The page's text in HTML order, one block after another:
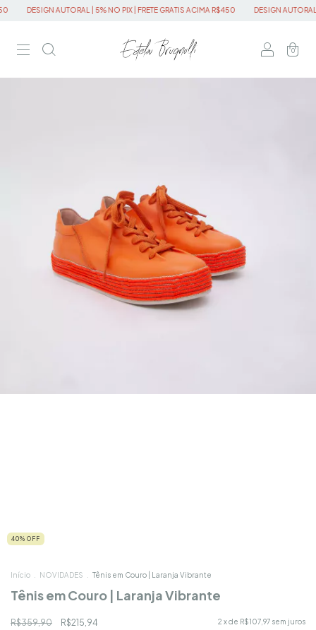
DESIGN AUTORAL | 5% NO PIX | FRETE GRATIS ACIMA R$450 DESIGN AUTORAL
0
40% OFF
Início NOVIDADES Tênis em Couro | Laranja Vibrante
Tênis em Couro | Laranja Vibrante
R$359,90 R$215,94 2 x de R$107,97 sem juros